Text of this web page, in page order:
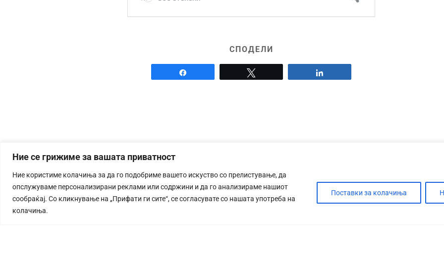
Ние се грижиме за вашата приватност
Ние користиме колачиња за да го подобриме вашето искуство со прелистување, да
опслужуваме персонализирани реклами или содржини и да го анализираме нашиот
сообраќај. Со кликнување на „Прифати ги сите“, се согласувате со нашата употреба на
колачиња.
Поставки за колачиња
СПОДЕЛИ